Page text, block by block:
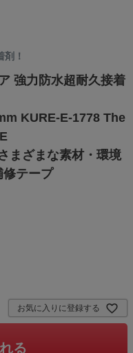
！
強力防水超耐久接着
KURE-E-1778 The
まざまな素材・環境
修テープ
お気に入りに登録する
る